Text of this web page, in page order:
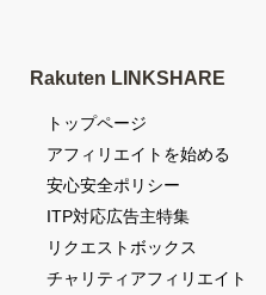
Rakuten LINKSHARE
トップページ
アフィリエイトを始める
安心安全ポリシー
ITP対応広告主特集
リクエストボックス
チャリティアフィリエイト